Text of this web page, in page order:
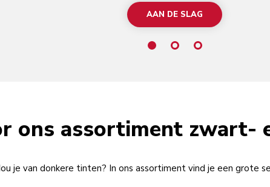
AAN DE SLAG
ons assortiment zwart-
je van donkere tinten? In ons assortiment vind je een grote